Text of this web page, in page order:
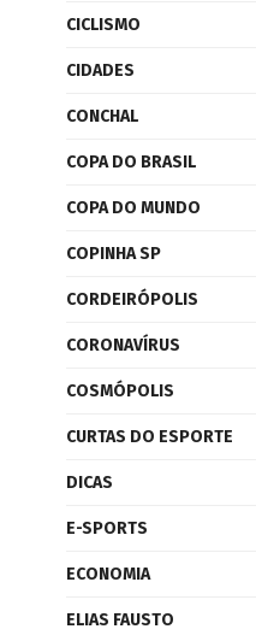
CICLISMO
CIDADES
CONCHAL
COPA DO BRASIL
COPA DO MUNDO
COPINHA SP
CORDEIRÓPOLIS
CORONAVÍRUS
COSMÓPOLIS
CURTAS DO ESPORTE
DICAS
E-SPORTS
ECONOMIA
ELIAS FAUSTO